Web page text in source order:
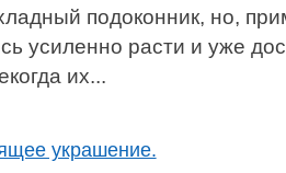
подоконник, но,
усиленно расти и уже
их...
украшение.